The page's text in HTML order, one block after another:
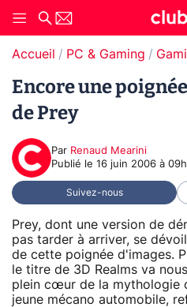
Accueil PC & Gaming
Encore une
de Prey
Par Renaud Mearini
Publié le 16 juin 2006 à
Suivez-nous
Prey, dont une version de
pas tarder à arriver, se
de cette poignée d'images.
le titre de 3D Realms va
plein cœur de la mythologie
jeune mécano automobile,